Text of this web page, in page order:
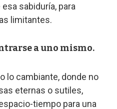
sabiduría, para
limitantes.
a uno mismo.
lo cambiante, donde no
eternas o sutiles,
tiempo para una